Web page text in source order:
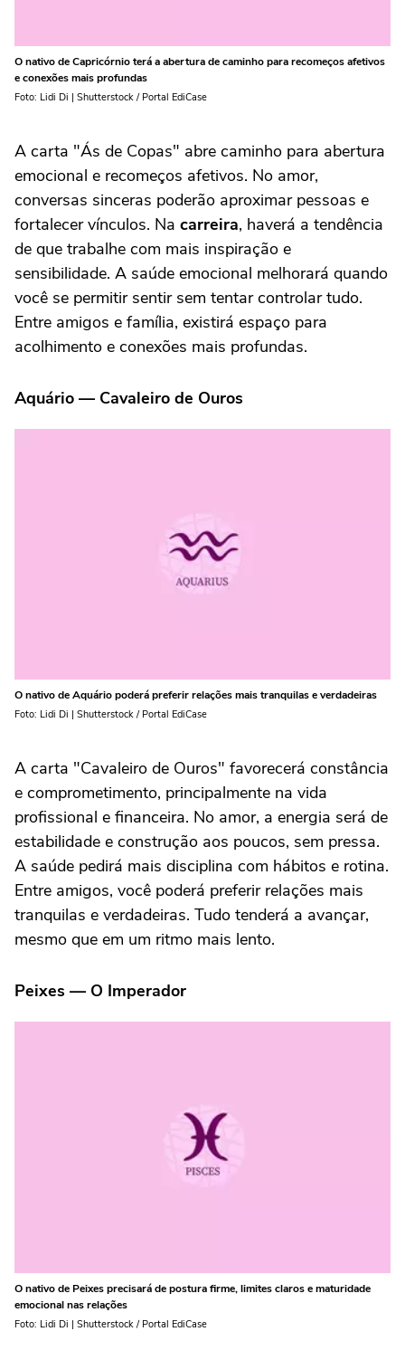
O nativo de Capricórnio terá a abertura de caminho para recomeços afetivos
e conexões mais profundas
Foto: Lidi Di | Shutterstock / Portal EdiCase
A carta "Ás de Copas" abre caminho para abertura
emocional e recomeços afetivos. No amor,
conversas sinceras poderão aproximar pessoas e
fortalecer vínculos. Na carreira, haverá a tendência
de que trabalhe com mais inspiração e
sensibilidade. A saúde emocional melhorará quando
você se permitir sentir sem tentar controlar tudo.
Entre amigos e família, existirá espaço para
acolhimento e conexões mais profundas.
Aquário — Cavaleiro de Ouros
O nativo de Aquário poderá preferir relações mais tranquilas e verdadeiras
Foto: Lidi Di | Shutterstock / Portal EdiCase
A carta "Cavaleiro de Ouros" favorecerá constância
e comprometimento, principalmente na vida
profissional e financeira. No amor, a energia será de
estabilidade e construção aos poucos, sem pressa.
A saúde pedirá mais disciplina com hábitos e rotina.
Entre amigos, você poderá preferir relações mais
tranquilas e verdadeiras. Tudo tenderá a avançar,
mesmo que em um ritmo mais lento.
Peixes — O Imperador
O nativo de Peixes precisará de postura firme, limites claros e maturidade
emocional nas relações
Foto: Lidi Di | Shutterstock / Portal EdiCase